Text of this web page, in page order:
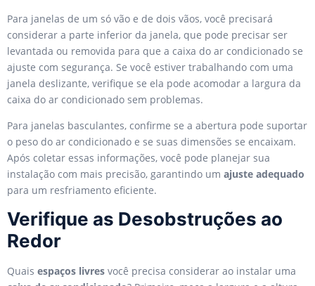
Para janelas de um só vão e de dois vãos, você precisará
considerar a parte inferior da janela, que pode precisar ser
levantada ou removida para que a caixa do ar condicionado se
ajuste com segurança. Se você estiver trabalhando com uma
janela deslizante, verifique se ela pode acomodar a largura da
caixa do ar condicionado sem problemas.
Para janelas basculantes, confirme se a abertura pode suportar
o peso do ar condicionado e se suas dimensões se encaixam.
Após coletar essas informações, você pode planejar sua
instalação com mais precisão, garantindo um ajuste adequado
para um resfriamento eficiente.
Verifique as Desobstruções ao
Redor
Quais espaços livres você precisa considerar ao instalar uma